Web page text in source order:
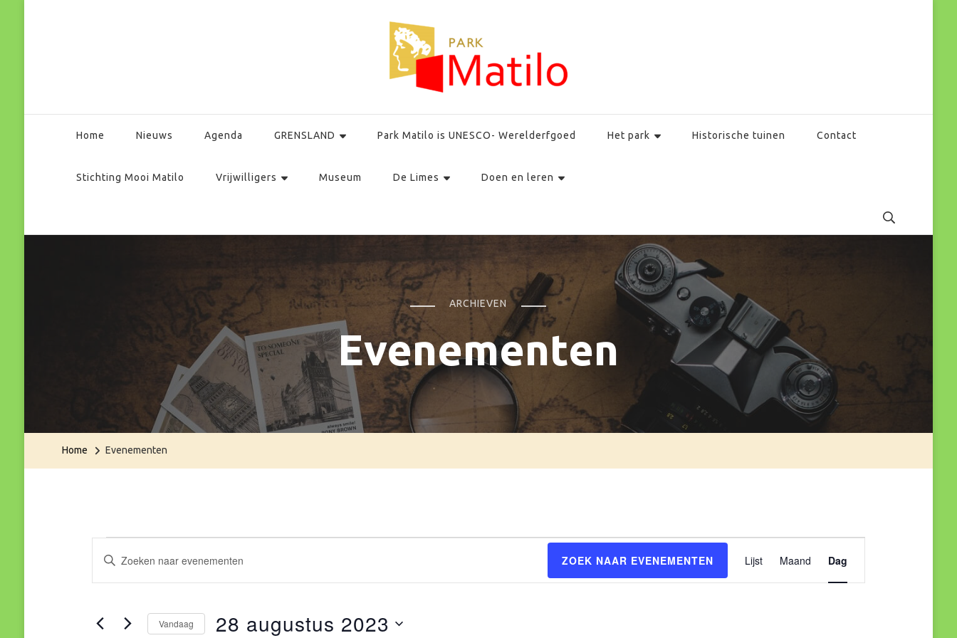
Home Nieuws Agenda GRENSLAND Park Matilo is UNESCO- Werelderfgoed Het park Historische tuinen Contact
Stichting Mooi Matilo Vrijwilligers Museum De Limes Doen en leren
ARCHIEVEN
Evenementen
Home Evenementen
Evenementen
in
Evenementen
Zoeken
en
Vul
in.
ZOEK NAAR EVENEMENTEN
Evenement
weergaven
Lijst Maand Dag
Vandaag 28 augustus 2023